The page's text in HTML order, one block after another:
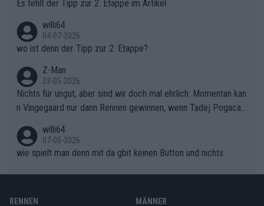
gibt. Diese Etappe wird sicher als der psychologische Wendep
unkt dieser Tour in die Geschichte eingehen. Wenn man bei so
einem harten Aufstieg einmal den Moment verpasst und der K
onkurrentin die "zweite Luft" schenkt, ist der Schaden am Ber
g kaum noch zu reparieren.Vor uns liegt nun das große Finale R
ichtung Nizza. Niewiadoma hat psychologisch Oberwasser, ab
er SD Worx und Vollering müssen jetzt All-In gehen. (gregman
n)
Es fehlt der Tipp zur 2. Etappe im Artikel
willi64
04-07-2026
wo ist denn der Tipp zur 2. Etappe?
Z-Man
23-05-2026
Nichts für ungut, aber sind wir doch mal ehrlich: Momentan kan
n Vingegaard nur dann Rennen gewinnen, wenn Tadej Pogacar
willi64
07-05-2026
wie spielt man denn mit da gbit keinen Button und nichts
RENNEN MÄNNER